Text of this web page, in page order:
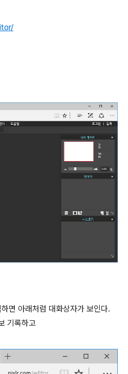
면 아래처럼 대화상자가 보인다.
기록하고